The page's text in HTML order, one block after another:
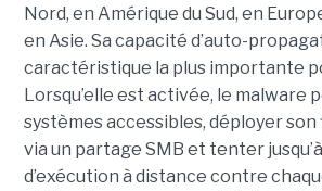
Nord, en Amérique du Sud, en
en Asie. Sa capacité d’auto-
caractéristique la plus importante
Lorsqu’elle est activée, le malware
systèmes accessibles, déployer
via un partage SMB et tenter
d’exécution à distance contre